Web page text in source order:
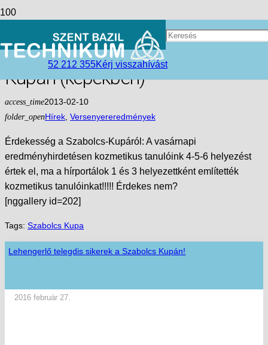
52 212 355Kérj visszahívást
Tanulóink rész vettek a 2013 -
ban megrendezett Szabolcs-
Kupán (képekben)
access_time2013-02-10
folder_openHírek Versenyereredmények
Érdekesség a Szabolcs-Kupáról: A vasárnapi
eredményhirdetésen kozmetikus tanulóink 4-5-6 helyezést
értek el, ma a hírportálok 1 és 3 helyezettként említették
kozmetikus tanulóinkat!!!!! Érdekes nem?
[nggallery id=202]
Tags: Szabolcs Kupa
Lehengerlő telegdis sikerek a Szabolcs Kupán!
2016 február 27.